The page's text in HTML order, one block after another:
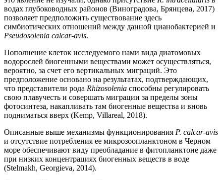
водах глубоководных районов (Виноградова, Брянцева, 2017)
позволяет предположить существование здесь
симбиотических отношений между данной цианобактерией и
Pseudosolenia calcar-avis.
Пополнение клеток исследуемого нами вида диатомовых
водорослей биогенными веществами может осуществляться,
вероятно, за счет его вертикальных миграций. Это
предположение основано на результатах, подтверждающих,
что представители рода Rhizosolenia способны регулировать
свою плавучесть и совершать миграции за пределы зоны
фотосинтеза, накапливать там биогенные вещества и вновь
подниматься вверх (Kemp, Villareal, 2018).
Описанные выше механизмы функционирования P. calcar-avis
и отсутствие потребления ее микрозоопланктоном в Черном
море обеспечивают виду преобладание в фитопланктоне даже
при низких концентрациях биогенных веществ в воде
(Stelmakh, Georgieva, 2014).